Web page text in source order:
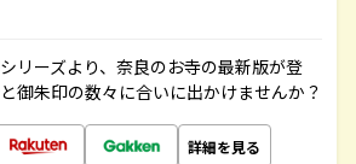
リーズより、奈良のお寺の最新版が登
御朱印の数々に合いに出かけませんか？
詳細を見る